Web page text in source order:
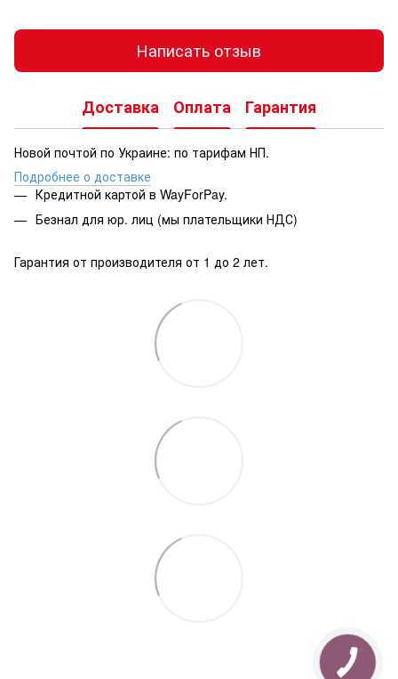
Написать отзыв
Доставка Оплата Гарантия
Новой почтой по Украине: по тарифам НП.
Подробнее о доставке
Кредитной картой в WayForPay.
Безнал для юр. лиц (мы плательщики НДС)
Гарантия от производителя от 1 до 2 лет.